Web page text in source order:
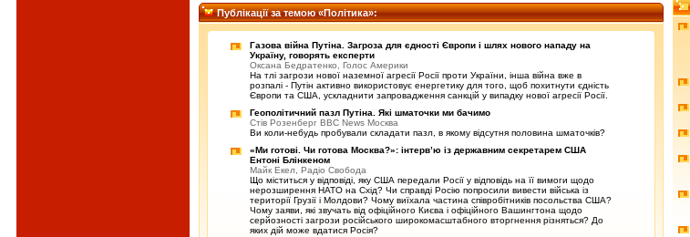
Публiкацiї за темою «Політика»:
Газова війна Путіна. Загроза для єдності Європи і шлях нового нападу на
Україну, говорять експерти
Оксана Бедратенко, Голос Америки
На тлі загрози нової наземної агресії Росії проти України, інша війна вже в
розпалі - Путін активно використовує енергетику для того, щоб похитнути єдність
Європи та США, ускладнити запровадження санкцій у випадку нової агресії Росії.
Геополітичний пазл Путіна. Які шматочки ми бачимо
Стів Розенберг BBC News Москва
Ви коли-небудь пробували складати пазл, в якому відсутня половина шматочків?
«Ми готові. Чи готова Москва?»: інтерв’ю із державним секретарем США
Ентоні Блінкеном
Майк Екел, Радіо Свобода
Що міститься у відповіді, яку США передали Росії у відповідь на її вимоги щодо
нерозширення НАТО на Схід? Чи справді Росію попросили вивести війська із
території Грузії і Молдови? Чому виїхала частина співробітників посольства США?
Чому заяви, які звучать від офіційного Києва і офіційного Вашингтона щодо
серйозності загрози російського широкомасштабного вторгнення різняться? До
яких дій може вдатися Росія?